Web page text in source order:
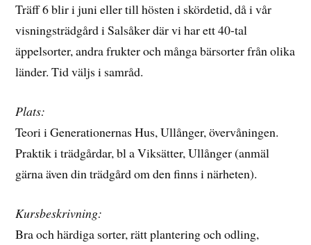
Träff 6 blir i juni eller till hösten i skördetid, då i vår
visningsträdgård i Salsåker där vi har ett 40-tal
äppelsorter, andra frukter och många bärsorter från olika
länder. Tid väljs i samråd.
Plats:
Teori i Generationernas Hus, Ullånger, övervåningen.
Praktik i trädgårdar, bl a Viksätter, Ullånger (anmäl
gärna även din trädgård om den finns i närheten).
Kursbeskrivning:
Bra och härdiga sorter, rätt plantering och odling,